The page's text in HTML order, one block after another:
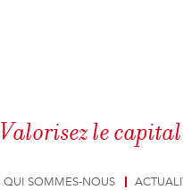
Valorisez le
QUI SOMMES-NOUS